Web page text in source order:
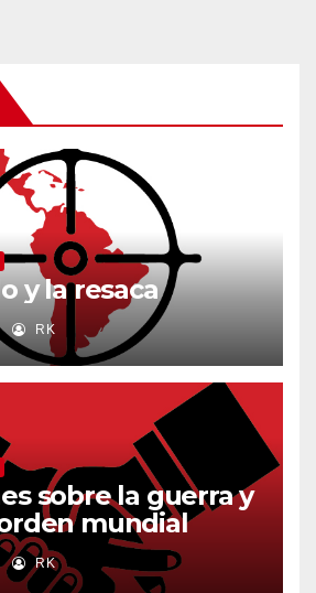
y la resaca
RK
sobre la guerra y
mundial
RK